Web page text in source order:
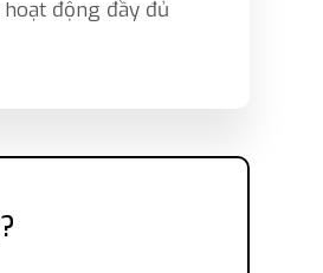
hoạt động đầy đủ